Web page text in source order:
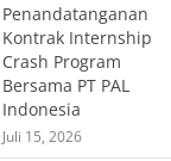
Penandatanganan
Kontrak Internship
Crash Program
Bersama PT PAL
Indonesia
Juli 15, 2026